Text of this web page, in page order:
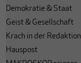
Demokratie & Staat
Geist & Gesellschaft
Krach in der Redaktion
Hauspost